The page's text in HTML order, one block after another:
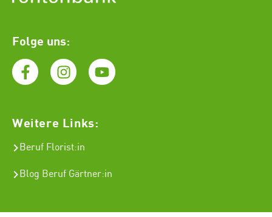
Folge uns:
Weitere Links:
Beruf Florist:in
Blog Beruf Gärtner:in